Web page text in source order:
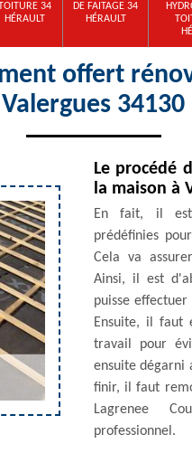
34
HÉRAULT
DE FAITAGE 34
HÉRAULT
offert
Valergues 34130
Le procédé
la maison à
En fait, il est
prédéfinies
Cela va
Ainsi, il est
puisse
Ensuite, il faut
travail pour
ensuite dégarni
finir, il faut
Lagrenee
professionnel.